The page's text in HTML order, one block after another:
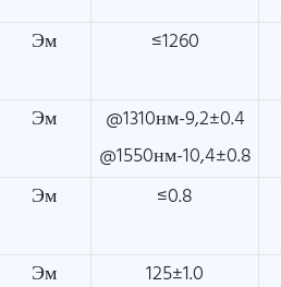
Эм ≤1260
Эм
@1310нм-9,2±0.4
@1550нм-10,4±0.8
Эм ≤0.8
Эм 125±1.0